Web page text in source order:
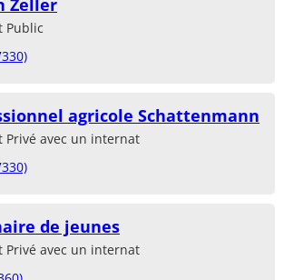
Zeller
Public
agricole Schattenmann
Privé avec un internat
de jeunes
Privé avec un internat